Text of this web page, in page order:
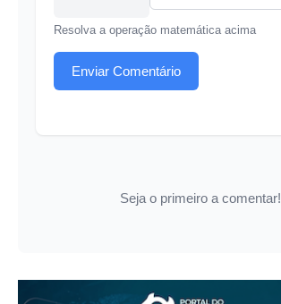
Resolva a operação matemática acima
Enviar Comentário
Seja o primeiro a comentar!